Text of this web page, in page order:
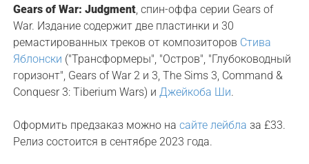
Gears of War: Judgment, спин-оффа серии Gears of
War. Издание содержит две пластинки и 30
ремастированных треков от композиторов Стива
Яблонски ("Трансформеры", "Остров", "Глубоководный
горизонт", Gears of War 2 и 3, The Sims 3, Command &
Conquesr 3: Tiberium Wars) иДжейкоба Ши.
Оформить предзаказ можно насайте лейбла за £33.
Релиз состоится в сентябре 2023 года.